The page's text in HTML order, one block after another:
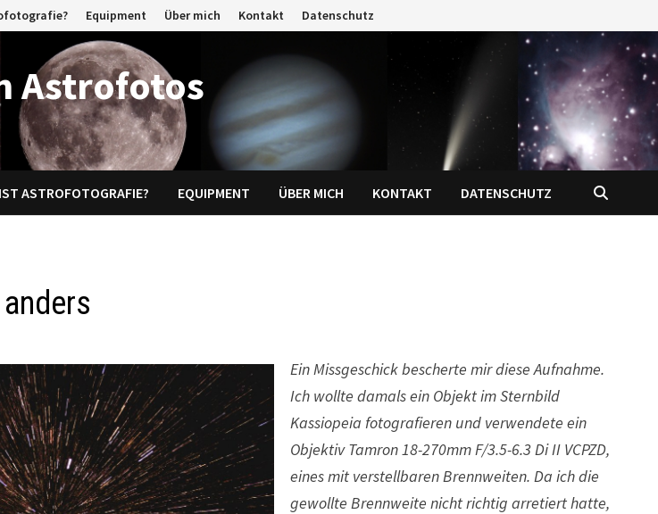
Equipment Über mich Kontakt Datenschutz
Astrofotos
ASTROFOTOGRAFIE? EQUIPMENT ÜBER MICH KONTAKT DATENSCHUTZ
Ein Missgeschick bescherte mir diese Aufnahme.
Ich wollte damals ein Objekt im Sternbild
Kassiopeia fotografieren und verwendete ein
Objektiv Tamron 18-270mm F/3.5-6.3 Di II VCPZD,
eines mit verstellbaren Brennweiten. Da ich die
gewollte Brennweite nicht richtig arretiert hatte,